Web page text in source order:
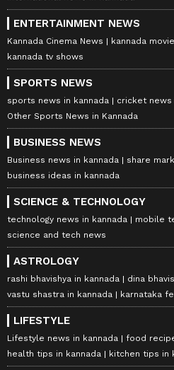
ENTERTAINMENT NEWS
Kannada Cinema News kannada
kannada tv shows
SPORTS NEWS
sports news in kannada
cricket news
Other Sports News in Kannada
BUSINESS NEWS
Business news in kannada
share
business ideas in kannada
SCIENCE & TECHNOLOGY
technology news in kannada
mobile
science and tech news
ASTROLOGY
rashi bhavishya in kannada dina
vastu shastra in kannada
karnataka
LIFESTYLE
Lifestyle news in kannada
food
health tips in kannada
kitchen tips in